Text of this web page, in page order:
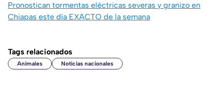
Pronostican tormentas eléctricas severas y granizo en
Chiapas este día EXACTO de la semana
Tags relacionados
Animales Noticias nacionales